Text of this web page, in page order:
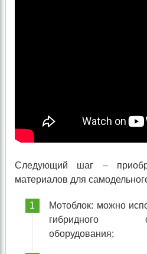
Следующий шаг –
материалов для
Мотоблок: можно
гибридного
оборудования;